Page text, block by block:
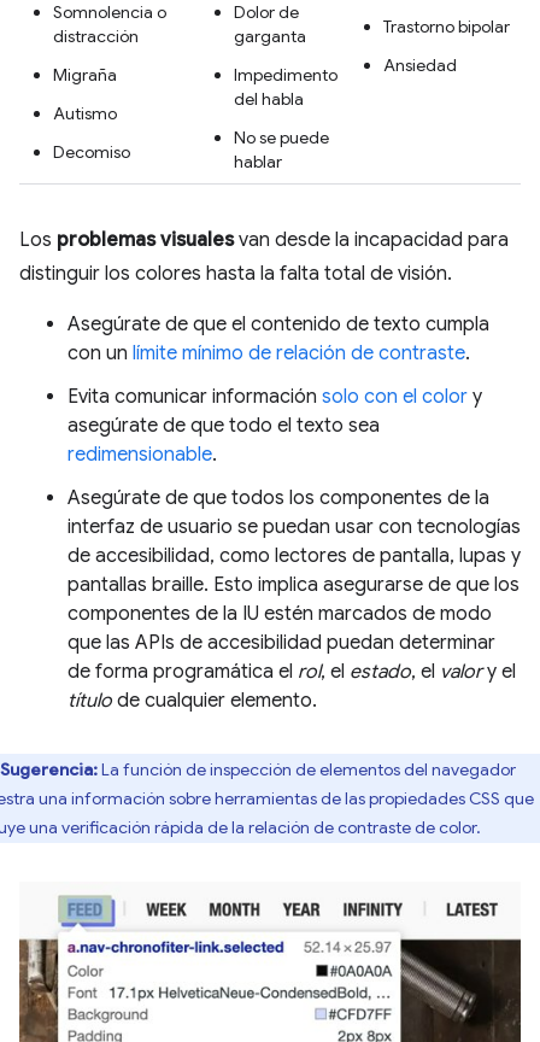
Somnolencia o
distracción
Migraña
Autismo
Decomiso
Dolor de
garganta
Impedimento
del habla
No se puede
hablar
Trastorno bipolar
Ansiedad
Los problemas visualesvan desde la incapacidad para
distinguir los colores hasta la falta total de visión.
Asegúrate de que el contenido de texto cumpla
con un límite mínimo de relación de contraste.
Evita comunicar información solo con el color y
asegúrate de que todo el texto sea
redimensionable.
Asegúrate de que todos los componentes de la
interfaz de usuario se puedan usar con tecnologías
de accesibilidad, como lectores de pantalla, lupas y
pantallas braille. Esto implica asegurarse de que los
componentes de la IU estén marcados de modo
que las APIs de accesibilidad puedan determinar
de forma programática el rol, el estado, el valory el
título de cualquier elemento.
Sugerencia:La función de inspección de elementos del navegador
una información sobre herramientas de las propiedades CSS que
una verificación rápida de la relación de contraste de color.